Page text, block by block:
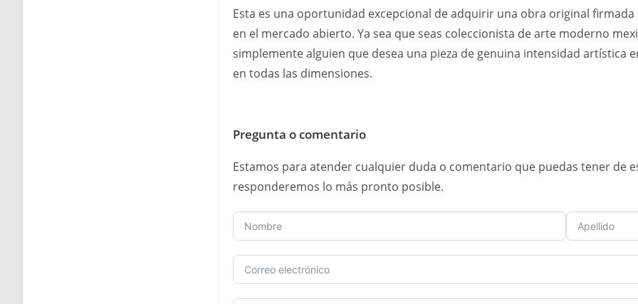
Esta es una oportunidad excepcional de adquirir una obra original
en el mercado abierto. Ya sea que seas coleccionista de arte moderno
simplemente alguien que desea una pieza de genuina intensidad artística
en todas las dimensiones.
Pregunta o comentario
Estamos para atender cualquier duda o comentario que puedas tener de
responderemos lo más pronto posible.